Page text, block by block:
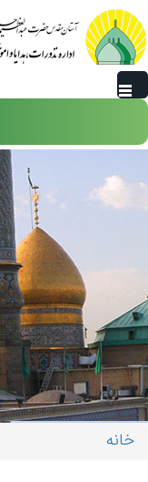
رفتن به محتوای اصلی
شما اینجا هستید
خانه